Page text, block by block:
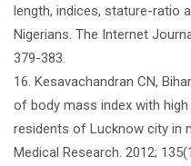
length, indices, stature-ratio
Nigerians. The Internet
379-383.
16. Kesavachandran CN,
of body mass index with
residents of Lucknow city in
Medical Research. 2012;